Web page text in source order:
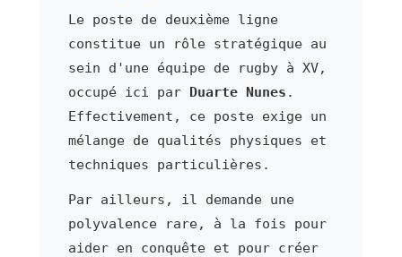
Le poste de deuxième ligne
constitue un rôle stratégique au
sein d'une équipe de rugby à XV,
occupé ici par Duarte Nunes .
Effectivement, ce poste exige un
mélange de qualités physiques et
techniques particulières.
Par ailleurs, il demande une
polyvalence rare, à la fois pour
aider en conquête et pour créer